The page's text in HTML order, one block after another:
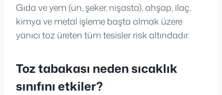
Gıda ve yem (un, şeker, nişasta), ahşap, ilaç,
kimya ve metal işleme başta olmak üzere
yanıcı toz üreten tüm tesisler risk altındadır.
Toz tabakası neden sıcaklık
sınıfını etkiler?